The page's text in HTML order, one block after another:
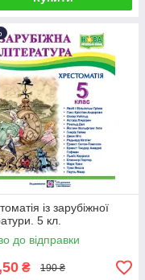
із зарубіжної
5 кл.
до відправки
₴ 190 ₴